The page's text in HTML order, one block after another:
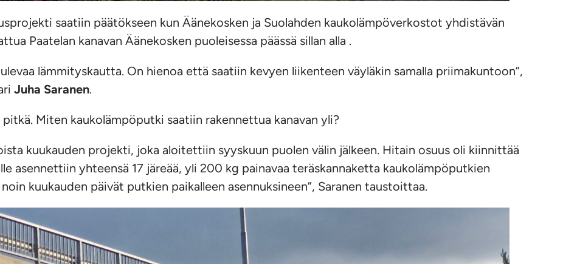
saatiin päätökseen kun Äänekosken ja Suolahden kaukolämpöverkostot yhdistävän
Paatelan kanavan Äänekosken puoleisessa päässä sillan alla .
lämmityskautta. On hienoa että saatiin kevyen liikenteen väyläkin samalla priimakuntoon”,
Juha Saranen.
Miten kaukolämpöputki saatiin rakennettua kanavan yli?
kuukauden projekti, joka aloitettiin syyskuun puolen välin jälkeen. Hitain osuus oli kiinnittää
asennettiin yhteensä 17 järeää, yli 200 kg painavaa teräskannaketta kaukolämpöputkien
kuukauden päivät putkien paikalleen asennuksineen”, Saranen taustoittaa.